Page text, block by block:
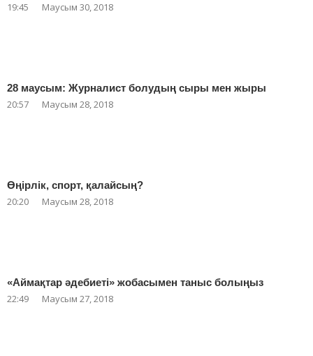
19:45 Маусым 30, 2018
28 маусым: Журналист болудың сыры мен жыры
20:57 Маусым 28, 2018
Өңірлік, спорт, қалайсың?
20:20 Маусым 28, 2018
«Аймақтар әдебиеті» жобасымен таныс болыңыз
22:49 Маусым 27, 2018